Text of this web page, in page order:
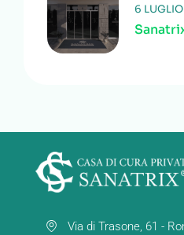
6
Via di Trasone, 61 -